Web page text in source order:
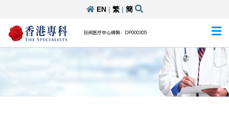
EN| 繁| 簡
日间医疗中心牌照：DP000305